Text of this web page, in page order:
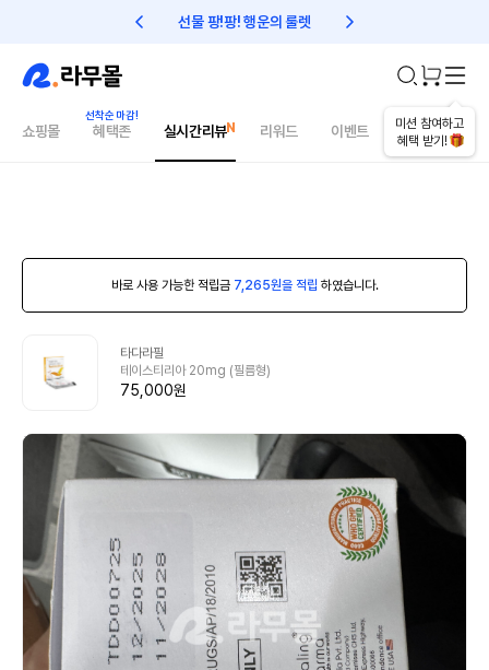
선물 팡!팡! 행운의 룰렛 친구초대 1만원 리워드!
미션 참여하고
혜택 받기!
쇼핑몰 혜택존 실시간리뷰 리워드 이벤트 건강매거진
바로 사용 가능한 적립금 7,265원을 적립 하였습니다.
타다라필
테이스티리아 20mg (필름형)
75,000원